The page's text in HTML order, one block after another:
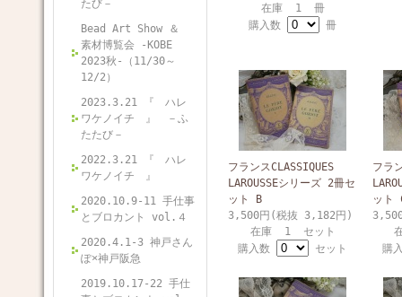
たび－
Bead Art Show ＆
素材博覧会 -KOBE
2023秋-（11/30～
12/2）
2023.3.21 『 ハレ
ワケノイチ 』 －ふ
たたび－
2022.3.21 『 ハレ
ワケノイチ 』
2020.10.9-11 手仕事
とブロカント vol.４
2020.4.1-3 神戸さん
ぽ×神戸阪急
2019.10.17-22 手仕
在庫 1 冊
購入数
冊
フランスCLASSIQUES
LAROUSSEシリーズ 2冊セ
ット B
3,500円(税抜 3,182円)
在庫 1 セット
購入数
セット
フラ
ット
購